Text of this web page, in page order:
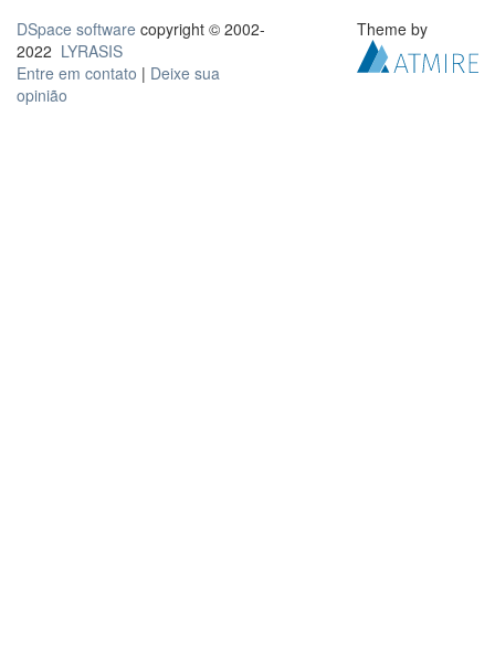
DSpace software copyright © 2002-
2022 LYRASIS
Entre em contato | Deixe sua
opinião
Theme by